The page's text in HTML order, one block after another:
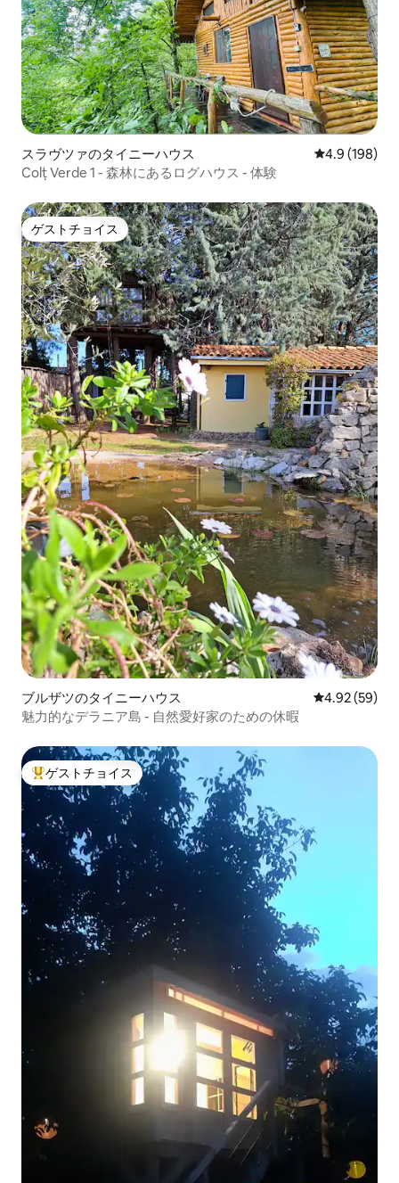
スラヴツァのタイニーハウス レビュー198
4.9 (198)
Colț Verde 1 - 森林にあるログハウス - 体験
ゲストチョイス
ゲストチョイス
ブルザツのタイニーハウス レビュー59
4.92 (59)
魅力的なデラニア島 - 自然愛好家のための休暇
大好評のゲストチョイスです。
ゲストチョイス